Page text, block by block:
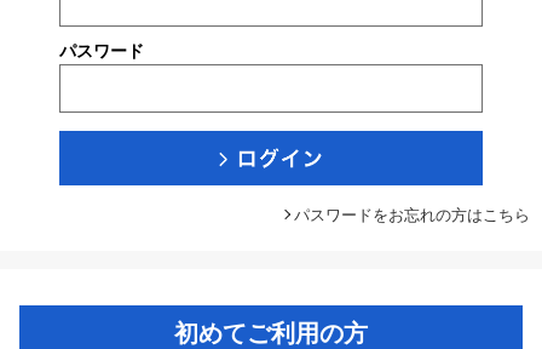
パスワード
パスワードをお忘れの方はこちら
初めてご利用の方